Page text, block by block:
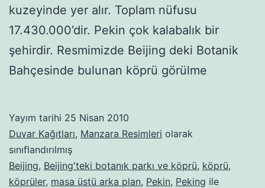
kuzeyinde yer alır. Toplam nüfusu
17.430.000’dir. Pekin çok kalabalık bir
şehirdir. Resmimizde Beijing deki Botanik
Bahçesinde bulunan köprü görülme
Yayım tarihi 25 Nisan 2010
Duvar Kağıtları, Manzara Resimleri olarak
sınıflandırılmış
Beijing, Beijing'teki botanık parkı ve köprü, köprü,
köprüler, masa üstü arka plan, Pekin, Peking ile